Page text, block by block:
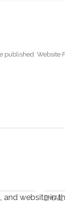
published. Website
EMAIL
and website in